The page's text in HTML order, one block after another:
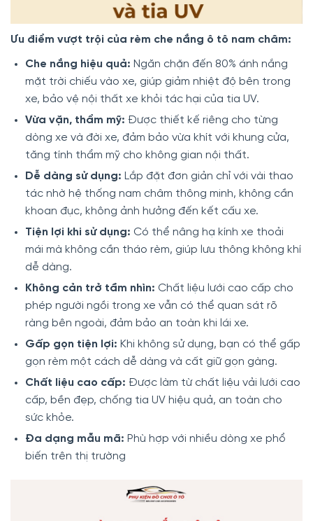
Ưu điểm vượt trội của rèm che nắng ô tô nam châm:
Che nắng hiệu quả: Ngăn chặn đến 80% ánh nắng
mặt trời chiếu vào xe, giúp giảm nhiệt độ bên trong
xe, bảo vệ nội thất xe khỏi tác hại của tia UV.
Vừa vặn, thẩm mỹ: Được thiết kế riêng cho từng
dòng xe và đời xe, đảm bảo vừa khít với khung cửa,
tăng tính thẩm mỹ cho không gian nội thất.
Dễ dàng sử dụng: Lắp đặt đơn giản chỉ với vài thao
tác nhờ hệ thống nam châm thông minh, không cần
khoan đục, không ảnh hưởng đến kết cấu xe.
Tiện lợi khi sử dụng: Có thể nâng hạ kính xe thoải
mái mà không cần tháo rèm, giúp lưu thông không khí
dễ dàng.
Không cản trở tầm nhìn: Chất liệu lưới cao cấp cho
phép người ngồi trong xe vẫn có thể quan sát rõ
ràng bên ngoài, đảm bảo an toàn khi lái xe.
Gấp gọn tiện lợi: Khi không sử dụng, bạn có thể gấp
gọn rèm một cách dễ dàng và cất giữ gọn gàng.
Chất liệu cao cấp: Được làm từ chất liệu vải lưới cao
cấp, bền đẹp, chống tia UV hiệu quả, an toàn cho
sức khỏe.
Đa dạng mẫu mã: Phù hợp với nhiều dòng xe phổ
biến trên thị trường